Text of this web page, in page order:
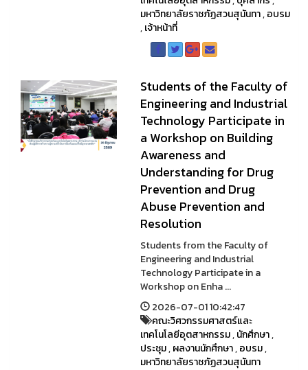
มหาวิทยาลัยราชภัฏสวนสุนันทา,อบรม
,เจ้าหน้าที่
Students of the Faculty of
Engineering and Industrial
Technology Participate in
a Workshop on Building
Awareness and
Understanding for Drug
Prevention and Drug
Abuse Prevention and
Resolution
Students from the Faculty of
Engineering and Industrial
Technology Participate in a
Workshop on Enha ...
2026-07-01 10:42:47
คณะวิศวกรรมศาสตร์และ
เทคโนโลยีอุตสาหกรรม,นักศึกษา,
ประชุม,ผลงานนักศึกษา,อบรม,
มหาวิทยาลัยราชภัฏสวนสุนันทา